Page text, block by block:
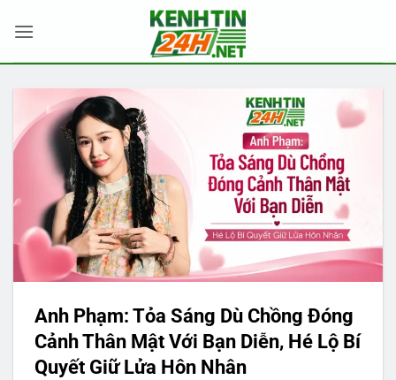
qua
Anh Phạm: Tỏa Sáng Dù Chồng Đóng
Cảnh Thân Mật Với Bạn Diễn, Hé Lộ Bí
Quyết Giữ Lửa Hôn Nhân